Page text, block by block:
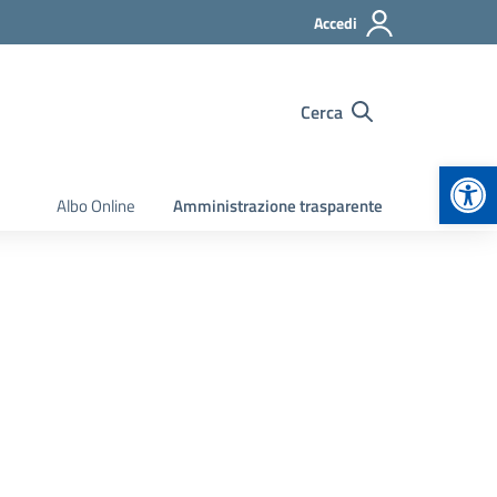
Accedi
Cerca
Albo Online Amministrazione trasparente